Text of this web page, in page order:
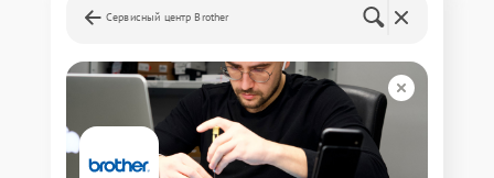
Сервисный центр Brother